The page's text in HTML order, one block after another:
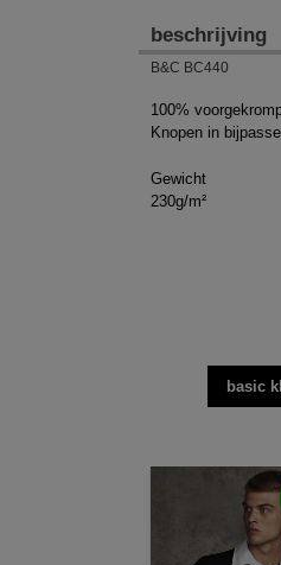
beschrijving
B&C BC440
100%
Knopen in
Gewicht
230g/m²
basic